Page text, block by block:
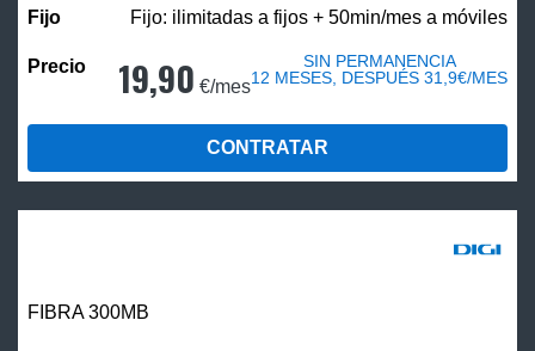
Fijo: ilimitadas a fijos + 50min/mes a móviles
19,90 €/mes
SIN PERMANENCIA
12 MESES, DESPUÉS 31,9€/MES
CONTRATAR
FIBRA 300MB